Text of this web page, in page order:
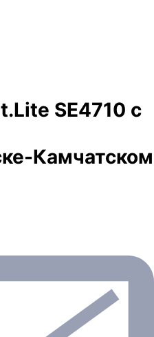
SE4710 с
Камчатском